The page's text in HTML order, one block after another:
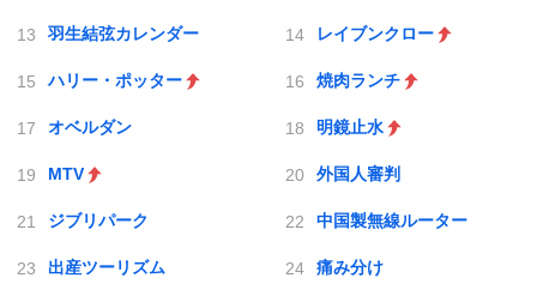
羽生結弦カレンダー レイブンクロー
ハリー・ポッター 焼肉ランチ
オベルダン 明鏡止水
MTV 外国人審判
ジブリパーク 中国製無線ルーター
出産ツーリズム 痛み分け